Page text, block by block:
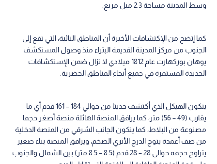
وسط المدينة مساحة 2.3 ميل مربع.
كما إتضح من الإكتشافات الأخيرة أن المناطق النائية، التي تقع إلى
الجنوب من مركز المدينة القديمة البتراء منذ وصول المستكشف
يوهان بوركهارت عام 1812 ميلادي لا تزال ضمن الإستكشافات
الجديدة المستمرة في جميع أنحاء المناطق الحضرية.
يتكون الهيكل الذي أكتشف حديثا من حوالي 184 – 161 قدم أي ما
يقارب (49 – 56) متر، كما يرافق المنصة الهائلة منصة أصغر حجما
مصنوعة من البلاط، كما يتكون الجانب الشرقي من المنصة الدخلية
من صف أعمدة يتوج الدرج الأثري الضخم، ويرافق المنصة بناء صغير
يتراوح حجمه حوالي 28 – 28 قدم (8.5 – 8.5 متر) بين الشمال والجنوب